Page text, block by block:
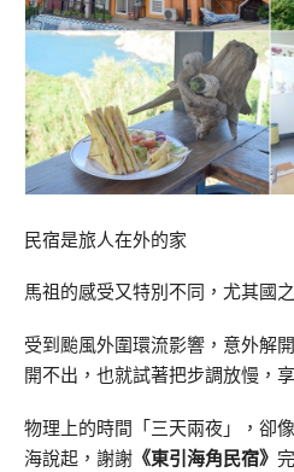
民宿是旅人在外的家
馬祖的感受又特別不同，尤其國
受到颱風外圍環流影響，意外解
開不出，也就試著把步調放慢，
物理上的時間「三天兩夜」，卻
海說起，謝謝 《東引海角民宿》